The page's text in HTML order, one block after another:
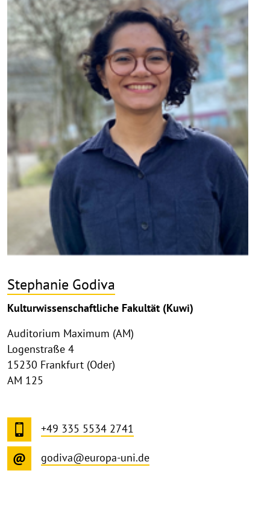
Stephanie Godiva
Kulturwissenschaftliche Fakultät (Kuwi)
Auditorium Maximum (AM)
Logenstraße 4
15230 Frankfurt (Oder)
AM 125
+49 335 5534 2741
godiva@europa-uni.de